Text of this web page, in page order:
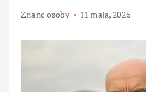
Znane osoby 11 maja, 2026